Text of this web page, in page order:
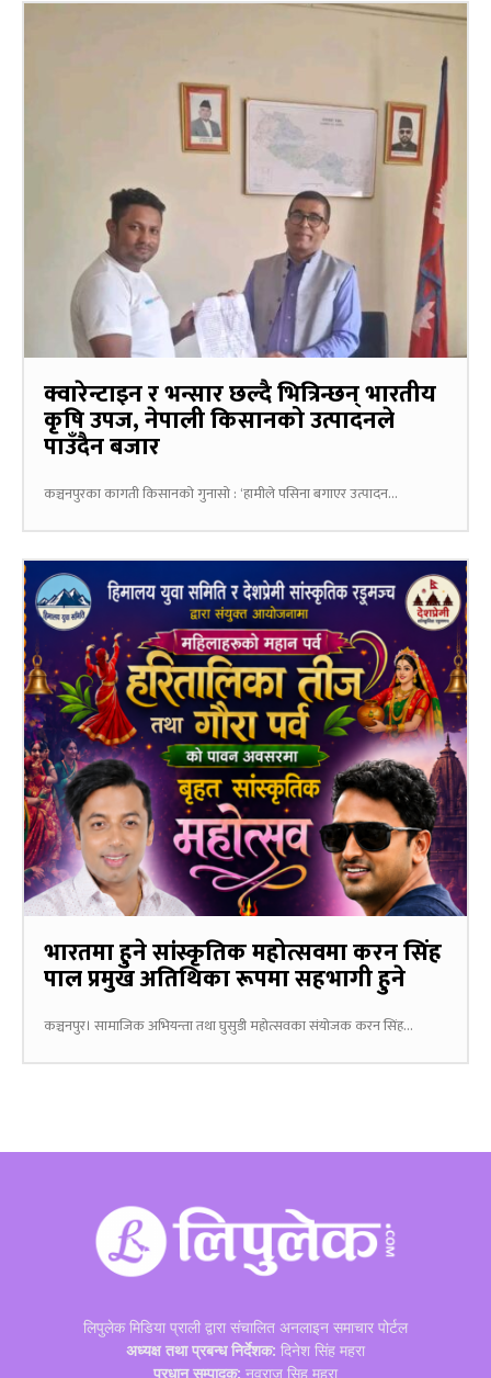
क्वारेन्टाइन र भन्सार छल्दै भित्रिन्छन् भारतीय
कृषि उपज, नेपाली किसानको उत्पादनले
पाउँदैन बजार
कञ्चनपुरका कागती किसानको गुनासो : ‘हामीले पसिना बगाएर उत्पादन...
भारतमा हुने सांस्कृतिक महोत्सवमा करन सिंह
पाल प्रमुख अतिथिका रूपमा सहभागी हुने
कञ्चनपुर। सामाजिक अभियन्ता तथा घुसुडी महोत्सवका संयोजक करन सिंह...
लिपुलेक मिडिया प्राली द्वारा संचालित अनलाइन समाचार पोर्टल
अध्यक्ष तथा प्रबन्ध निर्देशक: दिनेश सिंह महरा
प्रधान सम्पादक: नवराज सिह महरा